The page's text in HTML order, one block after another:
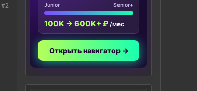
#2 Junior Senior+
100K → 600K+ ₽ /мес
Открыть навигатор →